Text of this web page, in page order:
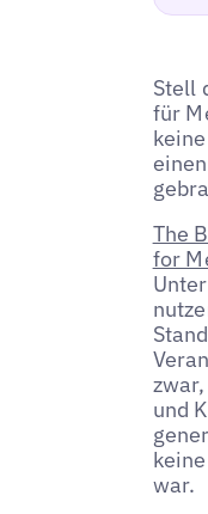
Stell
für
The
for
und
war.